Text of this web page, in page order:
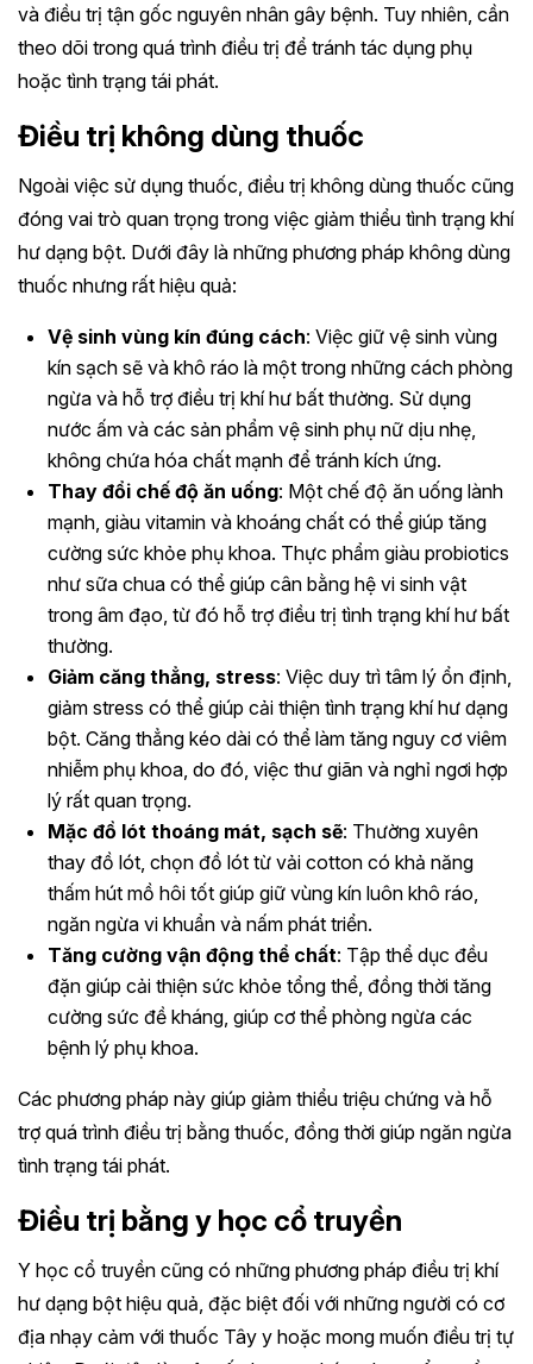
và điều trị tận gốc nguyên nhân gây bệnh. Tuy nhiên, cần
theo dõi trong quá trình điều trị để tránh tác dụng phụ
hoặc tình trạng tái phát.
Điều trị không dùng thuốc
Ngoài việc sử dụng thuốc, điều trị không dùng thuốc cũng
đóng vai trò quan trọng trong việc giảm thiểu tình trạng khí
hư dạng bột. Dưới đây là những phương pháp không dùng
thuốc nhưng rất hiệu quả:
Vệ sinh vùng kín đúng cách: Việc giữ vệ sinh vùng
kín sạch sẽ và khô ráo là một trong những cách phòng
ngừa và hỗ trợ điều trị khí hư bất thường. Sử dụng
nước ấm và các sản phẩm vệ sinh phụ nữ dịu nhẹ,
không chứa hóa chất mạnh để tránh kích ứng.
Thay đổi chế độ ăn uống: Một chế độ ăn uống lành
mạnh, giàu vitamin và khoáng chất có thể giúp tăng
cường sức khỏe phụ khoa. Thực phẩm giàu probiotics
như sữa chua có thể giúp cân bằng hệ vi sinh vật
trong âm đạo, từ đó hỗ trợ điều trị tình trạng khí hư bất
thường.
Giảm căng thẳng, stress: Việc duy trì tâm lý ổn định,
giảm stress có thể giúp cải thiện tình trạng khí hư dạng
bột. Căng thẳng kéo dài có thể làm tăng nguy cơ viêm
nhiễm phụ khoa, do đó, việc thư giãn và nghỉ ngơi hợp
lý rất quan trọng.
Mặc đồ lót thoáng mát, sạch sẽ: Thường xuyên
thay đồ lót, chọn đồ lót từ vải cotton có khả năng
thấm hút mồ hôi tốt giúp giữ vùng kín luôn khô ráo,
ngăn ngừa vi khuẩn và nấm phát triển.
Tăng cường vận động thể chất: Tập thể dục đều
đặn giúp cải thiện sức khỏe tổng thể, đồng thời tăng
cường sức đề kháng, giúp cơ thể phòng ngừa các
bệnh lý phụ khoa.
Các phương pháp này giúp giảm thiểu triệu chứng và hỗ
trợ quá trình điều trị bằng thuốc, đồng thời giúp ngăn ngừa
tình trạng tái phát.
Điều trị bằng y học cổ truyền
Y học cổ truyền cũng có những phương pháp điều trị khí
hư dạng bột hiệu quả, đặc biệt đối với những người có cơ
địa nhạy cảm với thuốc Tây y hoặc mong muốn điều trị tự